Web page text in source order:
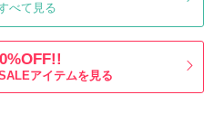
べて見る
アイテムを見る